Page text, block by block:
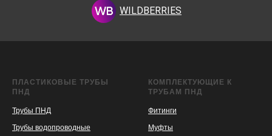
WILDBERRIES
ПЛАСТИКОВЫЕ ТРУБЫ
ПНД
Трубы ПНД
Трубы водопроводные
КОМПЛЕКТУЮЩИЕ К
ТРУБАМ ПНД
Фитинги
Муфты